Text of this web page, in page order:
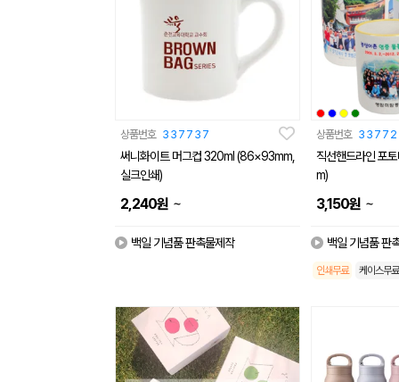
상품번호 337737
써니화이트 머그컵 320ml (86×93mm,
실크인쇄)
2,240원 ~
백일 기념품 판촉물제작
상품번호
직선핸드라인 포
m)
3,150원 ~
백일 기념품 판
인쇄무료 케이스무료